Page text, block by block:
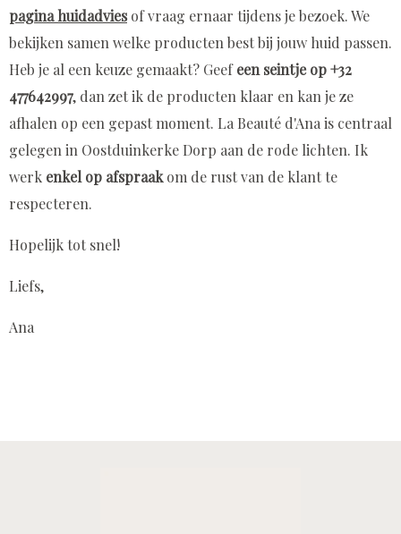
pagina huidadviesof vraag ernaar tijdens je bezoek. We
bekijken samen welke producten best bij jouw huid passen.
Heb je al een keuze gemaakt? Geefeen seintje op +32
477642997, dan zet ik de producten klaar en kan je ze
afhalen op een gepast moment. La Beauté d'Ana is centraal
gelegen in Oostduinkerke Dorp aan de rode lichten. Ik
werk enkel op afspraakom de rust van de klant te
respecteren.
Hopelijk tot snel!
Liefs,
Ana